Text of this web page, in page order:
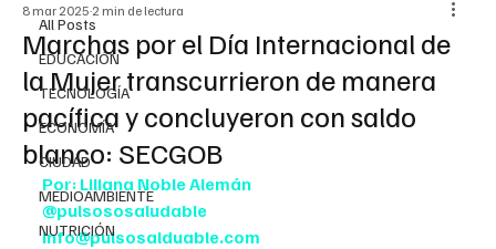
All Posts
EDUCACIÓN
TECNOLOGÍA
ECONOMÍA
CIUDAD
MEDIOAMBIENTE
NUTRICIÓN
Marchas por el Día Internacional de
la Mujer transcurrieron de manera
pacífica y concluyeron con saldo
blanco: SECGOB
8 mar 2025 2 min de lectura
Por: Liliana Noble Alemán
@pulsososaludable
info@pulsosalduable.com